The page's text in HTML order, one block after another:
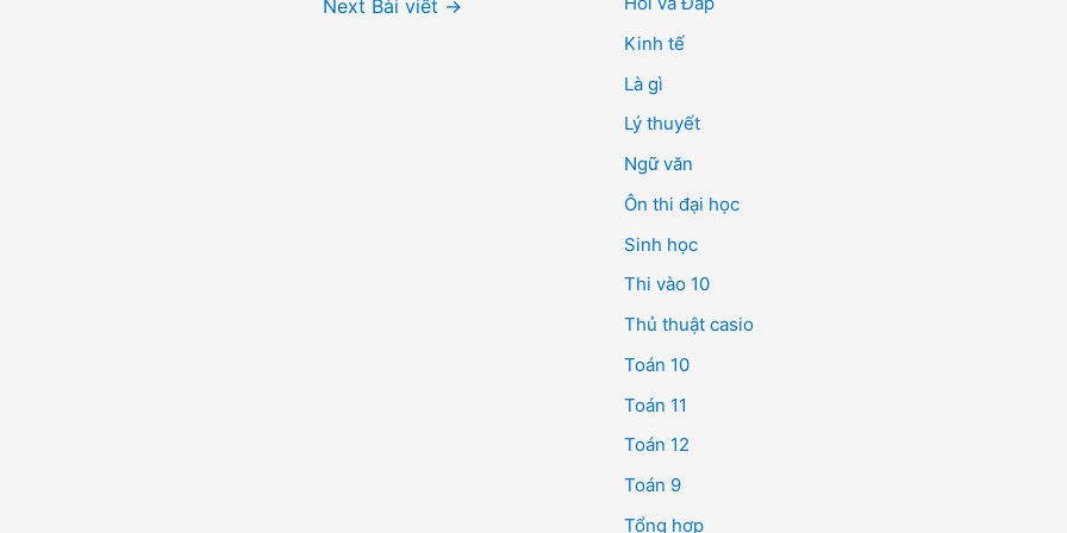
Next Bài viết →
Kinh tế
Là gì
Lý thuyết
Ngữ văn
Ôn thi đại học
Sinh học
Thi vào 10
Thủ thuật casio
Toán 10
Toán 11
Toán 12
Toán 9
Tổng hợp